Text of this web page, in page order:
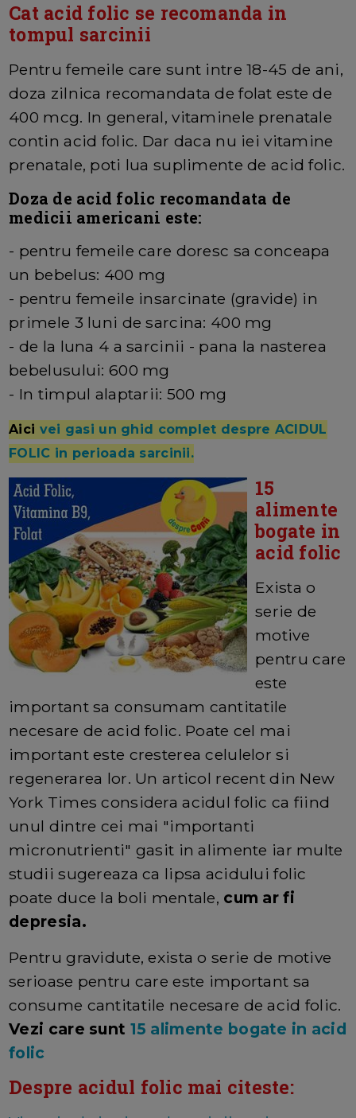
Cat acid folic se recomanda in
tompul sarcinii
Pentru femeile care sunt intre 18-45 de ani,
doza zilnica recomandata de folat este de
400 mcg. In general, vitaminele prenatale
contin acid folic. Dar daca nu iei vitamine
prenatale, poti lua suplimente de acid folic.
Doza de acid folic recomandata de
medicii americani este:
- pentru femeile care doresc sa conceapa
un bebelus: 400 mg
- pentru femeile insarcinate (gravide) in
primele 3 luni de sarcina: 400 mg
- de la luna 4 a sarcinii - pana la nasterea
bebelusului: 600 mg
- In timpul alaptarii: 500 mg
Aici vei gasi un ghid complet despre ACIDUL
FOLIC in perioada sarcinii.
15
alimente
bogate in
acid folic
Exista o
serie de
motive
pentru care
este
important sa consumam cantitatile
necesare de acid folic. Poate cel mai
important este cresterea celulelor si
regenerarea lor. Un articol recent din New
York Times considera acidul folic ca fiind
unul dintre cei mai "importanti
micronutrienti" gasit in alimente iar multe
studii sugereaza ca lipsa acidului folic
poate duce la boli mentale, cum ar fi
depresia.
Pentru gravidute, exista o serie de motive
serioase pentru care este important sa
consume cantitatile necesare de acid folic.
Vezi care sunt 15 alimente bogate in acid
folic
Despre acidul folic mai citeste: